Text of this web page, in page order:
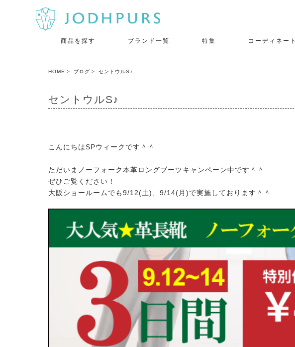
商品を探す ブランド一覧 特集 コーディネート
HOME ブログ セントウルS♪
セントウルS♪
こんにちはSPウィークです＾＾
ただいまノーフォーク本革ロングブーツキャンペーン中です＾＾
ぜひご覧ください！
大阪ショールームでも9/12(土)、9/14(月)で実施しております＾＾